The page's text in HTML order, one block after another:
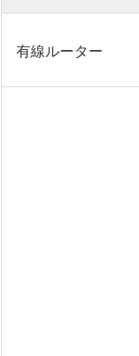
有線ルーター